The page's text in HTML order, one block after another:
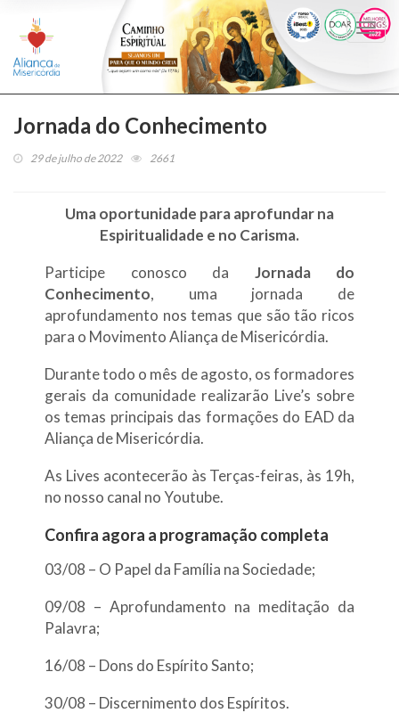
Jornada do Conhecimento
29 de julho de 2022 2661
Uma oportunidade para aprofundar na
Espiritualidade e no Carisma.
Participe conosco da Jornada do
Conhecimento, uma jornada de
aprofundamento nos temas que são tão ricos
para o Movimento Aliança de Misericórdia.
Durante todo o mês de agosto, os formadores
gerais da comunidade realizarão Live’s sobre
os temas principais das formações do EAD da
Aliança de Misericórdia.
As Lives acontecerão às Terças-feiras, às 19h,
no nosso canal no Youtube.
Confira agora a programação completa
03/08 – O Papel da Família na Sociedade;
09/08 – Aprofundamento na meditação da
Palavra;
16/08 – Dons do Espírito Santo;
30/08 – Discernimento dos Espíritos.